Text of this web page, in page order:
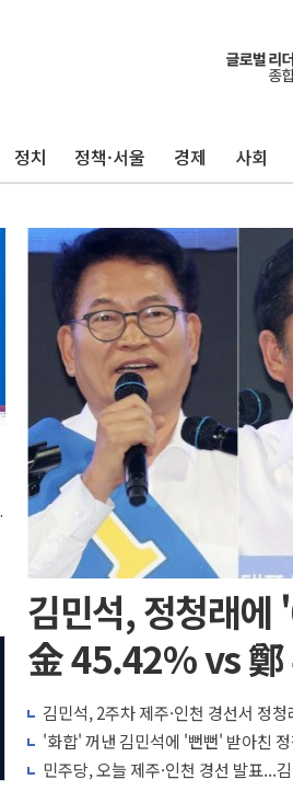
정치 정책·서울 경제 사회
김민석, 정청래
金 45.42% vs
김민석, 2주차 제주·인천 경선서 정
'화합' 꺼낸 김민석에 '뻔뻔' 받아친
민주당, 오늘 제주·인천 경선 발표...